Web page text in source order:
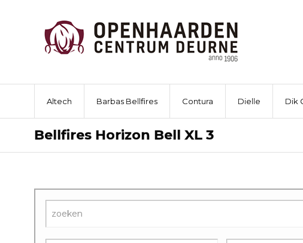
Altech Barbas Bellfires Contura Dielle Dik
Bellfires Horizon Bell XL 3